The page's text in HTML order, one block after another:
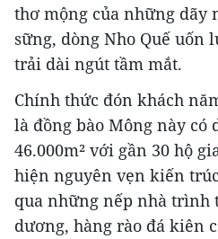
thơ mộng của những dãy
sững, dòng Nho Quế uốn
trải dài ngút tầm mắt.
Chính thức đón khách
là đồng bào Mông này có
46.000m² với gần 30 hộ
hiện nguyên vẹn kiến
qua những nếp nhà trình
dương, hàng rào đá kiên